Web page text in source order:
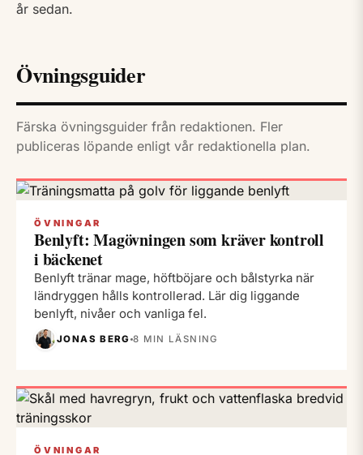
år sedan.
Övningsguider
Färska övningsguider från redaktionen. Fler
publiceras löpande enligt vår redaktionella plan.
ÖVNINGAR
Benlyft: Magövningen som kräver kontroll
i bäckenet
Benlyft tränar mage, höftböjare och bålstyrka när
ländryggen hålls kontrollerad. Lär dig liggande
benlyft, nivåer och vanliga fel.
JONAS BERG 8 MIN LÄSNING
ÖVNINGAR